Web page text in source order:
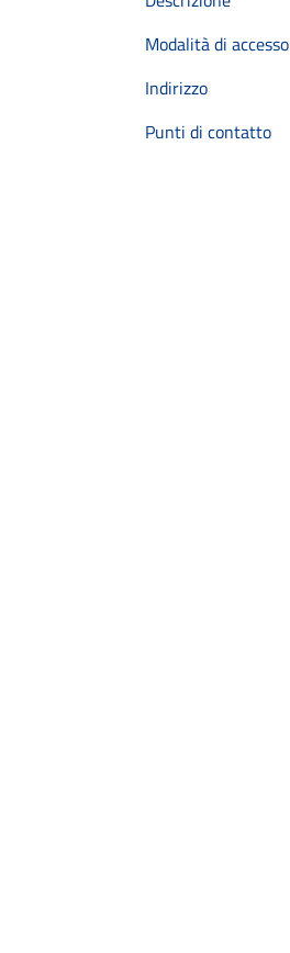
Modalità di accesso
Indirizzo
Punti di contatto